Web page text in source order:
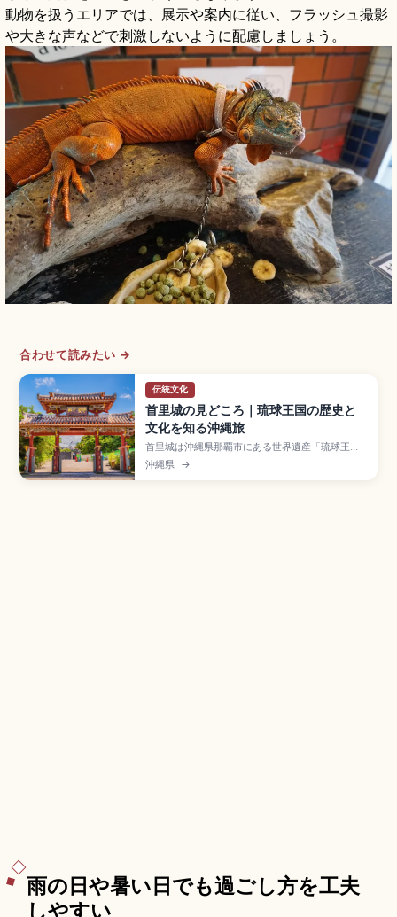
動物を扱うエリアでは、展示や案内に従い、フラッシュ撮影
や大きな声などで刺激しないように配慮しましょう。
合わせて読みたい →
伝統文化
首里城の見どころ｜琉球王国の歴史と
文化を知る沖縄旅
首里城は沖縄県那覇市にある世界遺産「琉球王国
のグスク及び関連遺産群」の構成資産で、約450
年間にわたり琉球王国の中心として栄えた王宮。
沖縄県 →
雨の日や暑い日でも過ごし方を工夫
しやすい